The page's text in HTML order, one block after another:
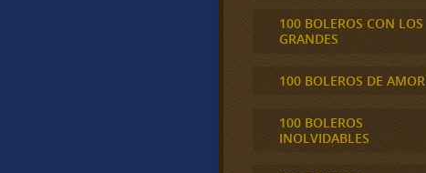
100 BOLEROS CON LOS
GRANDES
100 BOLEROS DE AMOR
100 BOLEROS
INOLVIDABLES